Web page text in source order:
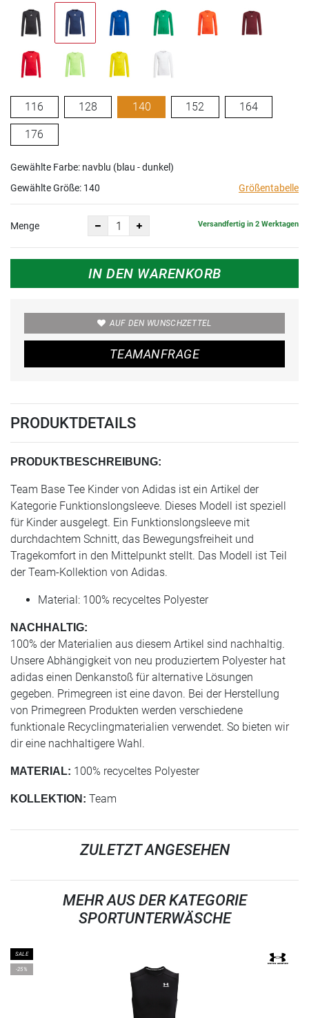
116 128 140 152 164
176
Gewählte Farbe: navblu (blau - dunkel)
Gewählte Größe: 140 Größentabelle
Menge Versandfertig in 2 Werktagen
IN DEN WARENKORB
AUF DEN WUNSCHZETTEL
TEAMANFRAGE
PRODUKTDETAILS
PRODUKTBESCHREIBUNG:
Team Base Tee Kinder von Adidas ist ein Artikel der
Kategorie Funktionslongsleeve. Dieses Modell ist speziell
für Kinder ausgelegt. Ein Funktionslongsleeve mit
durchdachtem Schnitt, das Bewegungsfreiheit und
Tragekomfort in den Mittelpunkt stellt. Das Modell ist Teil
der Team-Kollektion von Adidas.
Material: 100% recyceltes Polyester
NACHHALTIG:
100% der Materialien aus diesem Artikel sind nachhaltig.
Unsere Abhängigkeit von neu produziertem Polyester hat
adidas einen Denkanstoß für alternative Lösungen
gegeben. Primegreen ist eine davon. Bei der Herstellung
von Primegreen Produkten werden verschiedene
funktionale Recyclingmaterialien verwendet. So bieten wir
dir eine nachhaltigere Wahl.
MATERIAL: 100% recyceltes Polyester
KOLLEKTION: Team
ZULETZT ANGESEHEN
MEHR AUS DER KATEGORIE
SPORTUNTERWÄSCHE
SALE
-25%